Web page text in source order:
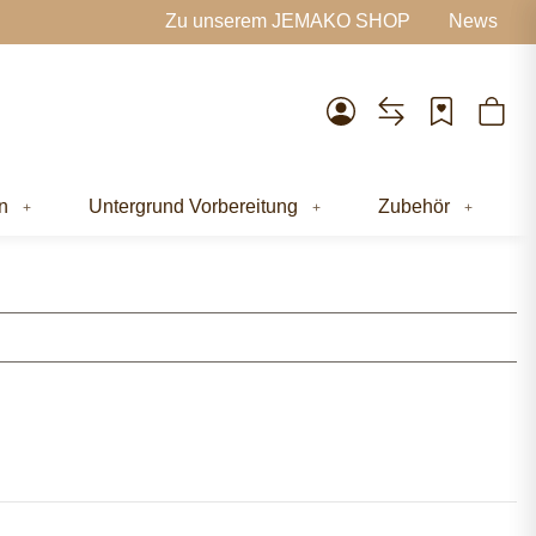
Zu unserem JEMAKO SHOP News
Untergrund Vorbereitung Zubehör